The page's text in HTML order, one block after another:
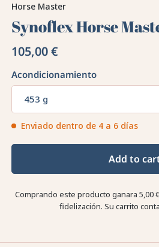
Horse Master
Synoflex Horse
105,00 €
Acondicionamiento
453 g
Enviado dentro de 4 a 6 días
Add to
Comprando este producto ganara 5,00 €
fidelización. Su carrito